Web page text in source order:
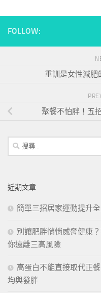
FOLLOW:
重訓是女性減肥
聚餐不怕胖！五
搜
尋
字:
近期文章
簡單三招居家運動提升
別讓肥胖悄悄威脅健康
你遠離三高風險
高蛋白不能直接取代正
均與發胖